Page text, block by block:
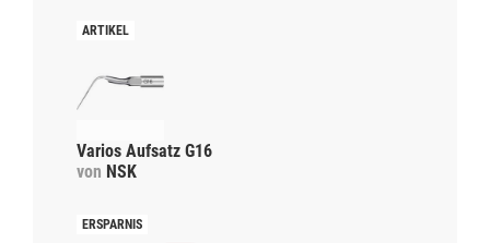
Varios Aufsatz G16
von NSK